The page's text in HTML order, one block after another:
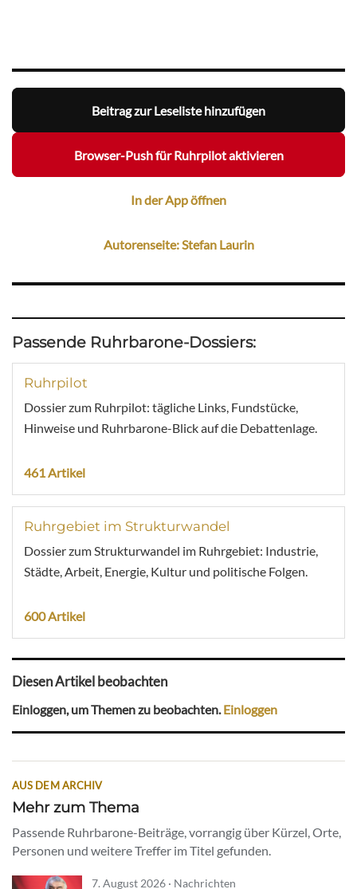
Beitrag zur Leseliste hinzufügen
Browser-Push für Ruhrpilot aktivieren
In der App öffnen
Autorenseite: Stefan Laurin
Passende Ruhrbarone-Dossiers:
Ruhrpilot
Dossier zum Ruhrpilot: tägliche Links, Fundstücke,
Hinweise und Ruhrbarone-Blick auf die Debattenlage.
461 Artikel
Ruhrgebiet im Strukturwandel
Dossier zum Strukturwandel im Ruhrgebiet: Industrie,
Städte, Arbeit, Energie, Kultur und politische Folgen.
600 Artikel
Diesen Artikel beobachten
Einloggen, um Themen zu beobachten.Einloggen
AUS DEM ARCHIV
Mehr zum Thema
Passende Ruhrbarone-Beiträge, vorrangig über Kürzel, Orte,
Personen und weitere Treffer im Titel gefunden.
7. August 2026 · Nachrichten